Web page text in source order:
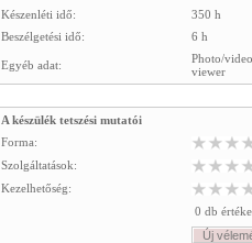
Készenléti idő:
350 h
Beszélgetési idő:
6 h
Egyéb adat:
Photo/
viewer
A készülék tetszési mutatói
Forma:
Szolgáltatások:
Kezelhetőség:
0 db
Új